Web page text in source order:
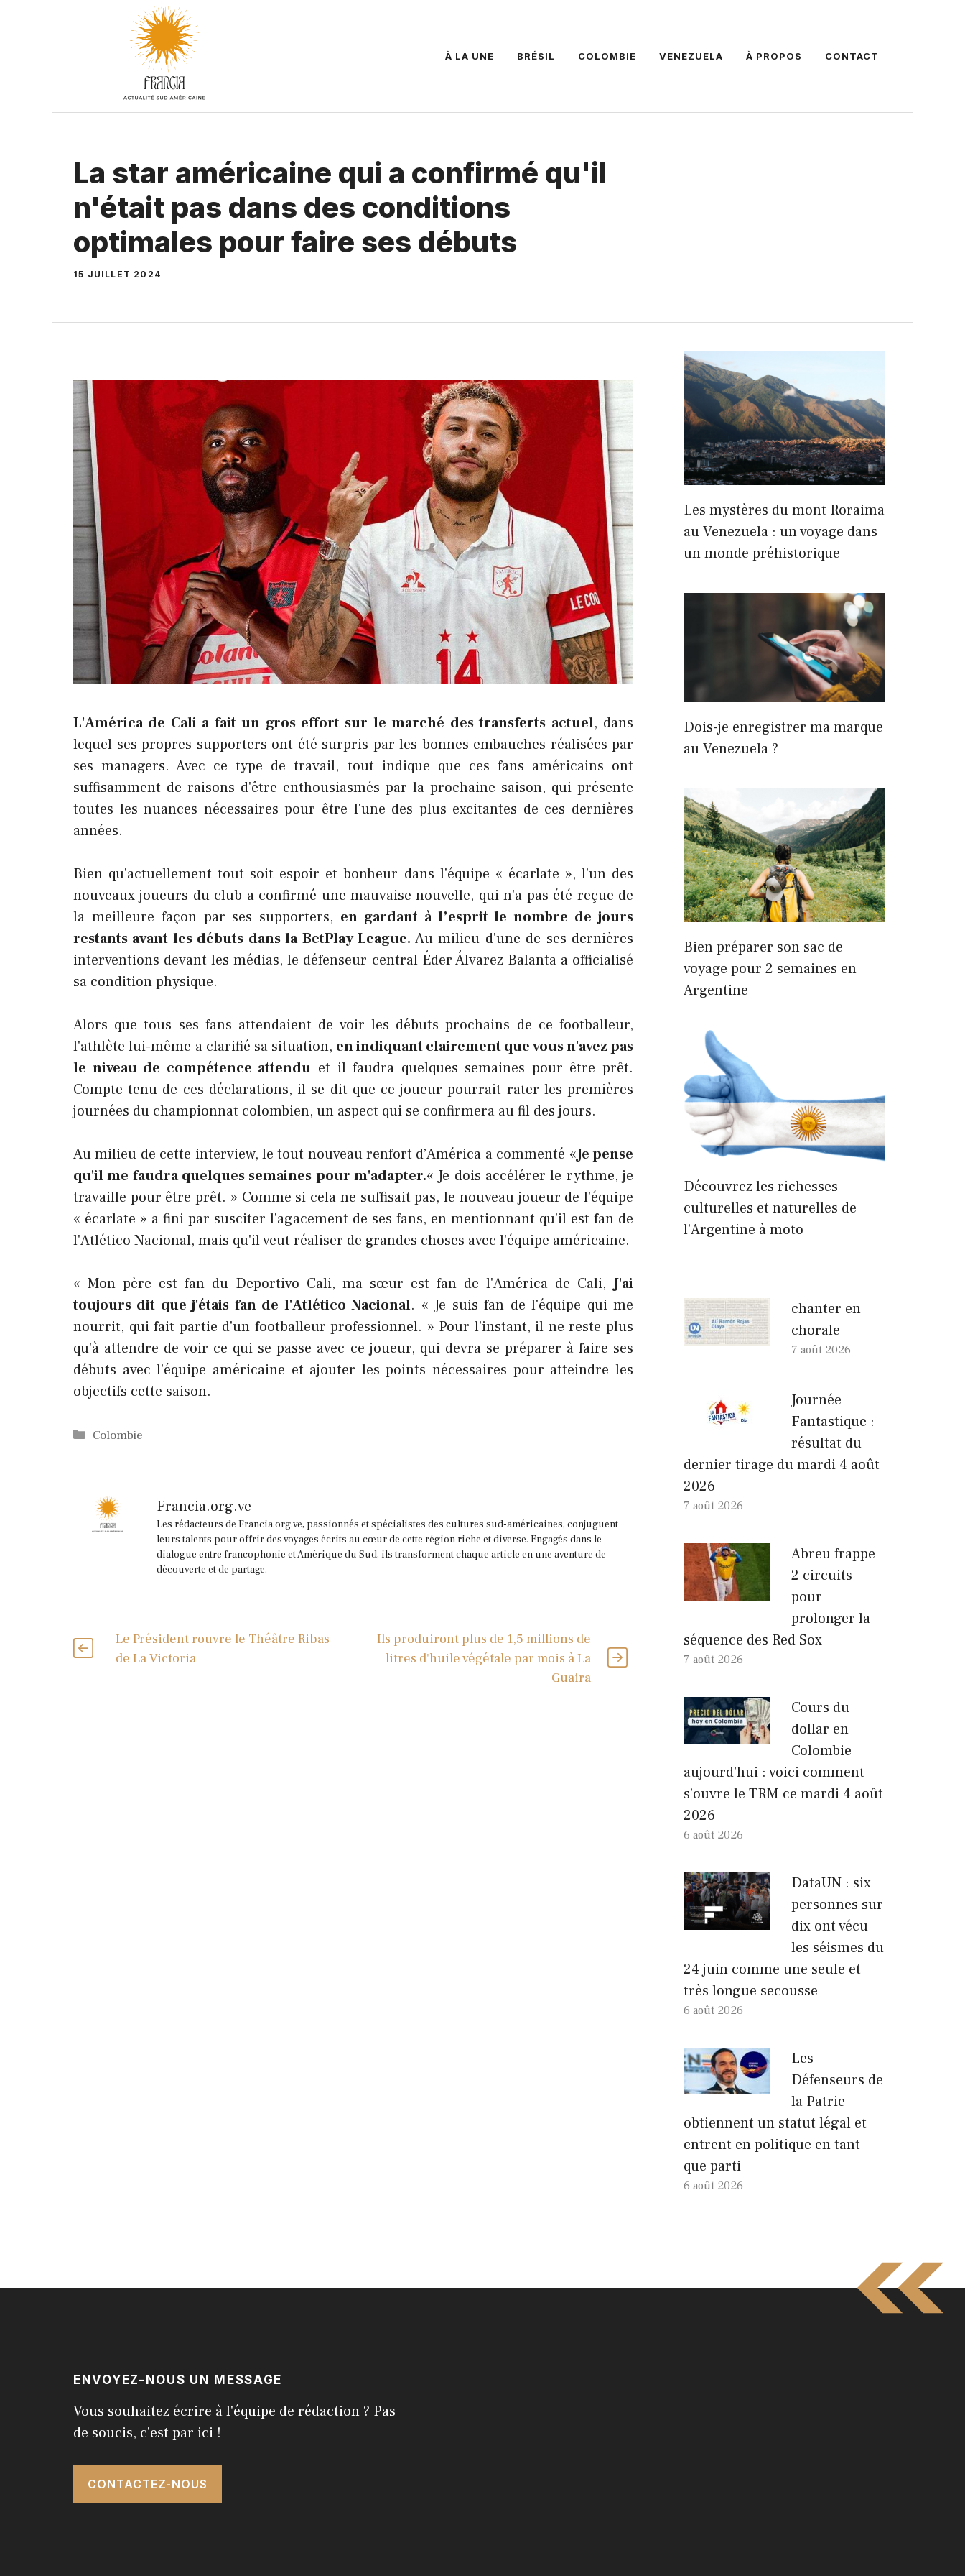
À LA UNE BRÉSIL COLOMBIE VENEZUELA À PROPOS CONTACT
La star américaine qui a confirmé qu'il
n'était pas dans des conditions
optimales pour faire ses débuts
15 JUILLET 2024
L'América de Cali a fait un gros effort sur le marché des transferts actuel, dans
lequel ses propres supporters ont été surpris par les bonnes embauches réalisées par
ses managers. Avec ce type de travail, tout indique que ces fans américains ont
suffisamment de raisons d'être enthousiasmés par la prochaine saison, qui présente
toutes les nuances nécessaires pour être l'une des plus excitantes de ces dernières
années.
Bien qu'actuellement tout soit espoir et bonheur dans l'équipe « écarlate », l'un des
nouveaux joueurs du club a confirmé une mauvaise nouvelle, qui n'a pas été reçue de
la meilleure façon par ses supporters, en gardant à l’esprit le nombre de jours
restants avant les débuts dans la BetPlay League. Au milieu d'une de ses dernières
interventions devant les médias, le défenseur central Éder Álvarez Balanta a officialisé
sa condition physique.
Alors que tous ses fans attendaient de voir les débuts prochains de ce footballeur,
l'athlète lui-même a clarifié sa situation, en indiquant clairement que vous n'avez pas
le niveau de compétence attendu et il faudra quelques semaines pour être prêt.
Compte tenu de ces déclarations, il se dit que ce joueur pourrait rater les premières
journées du championnat colombien, un aspect qui se confirmera au fil des jours.
Au milieu de cette interview, le tout nouveau renfort d’América a commenté «Je pense
qu'il me faudra quelques semaines pour m'adapter.« Je dois accélérer le rythme, je
travaille pour être prêt. » Comme si cela ne suffisait pas, le nouveau joueur de l'équipe
« écarlate » a fini par susciter l'agacement de ses fans, en mentionnant qu'il est fan de
l'Atlético Nacional, mais qu'il veut réaliser de grandes choses avec l'équipe américaine.
« Mon père est fan du Deportivo Cali, ma sœur est fan de l'América de Cali,J'ai
toujours dit que j'étais fan de l'Atlético Nacional. « Je suis fan de l'équipe qui me
nourrit, qui fait partie d'un footballeur professionnel. » Pour l'instant, il ne reste plus
qu'à attendre de voir ce qui se passe avec ce joueur, qui devra se préparer à faire ses
débuts avec l'équipe américaine et ajouter les points nécessaires pour atteindre les
objectifs cette saison.
Catégories
Colombie
Francia.org.ve
Les rédacteurs de Francia.org.ve, passionnés et spécialistes des cultures sud-américaines, conjuguent
leurs talents pour offrir des voyages écrits au cœur de cette région riche et diverse. Engagés dans le
dialogue entre francophonie et Amérique du Sud, ils transforment chaque article en une aventure de
découverte et de partage.
Le Président rouvre le Théâtre Ribas
de La Victoria
Ils produiront plus de 1,5 millions de
litres d'huile végétale par mois à La
Guaira
Les mystères du mont Roraima
au Venezuela : un voyage dans
un monde préhistorique
Dois-je enregistrer ma marque
au Venezuela ?
Bien préparer son sac de
voyage pour 2 semaines en
Argentine
Découvrez les richesses
culturelles et naturelles de
l’Argentine à moto
chanter en
chorale
7 août 2026
Journée
Fantastique :
résultat du
dernier tirage du mardi 4 août
2026
7 août 2026
Abreu frappe
2 circuits
pour
prolonger la
séquence des Red Sox
7 août 2026
Cours du
dollar en
Colombie
aujourd’hui : voici comment
s’ouvre le TRM ce mardi 4 août
2026
6 août 2026
DataUN : six
personnes sur
dix ont vécu
les séismes du
24 juin comme une seule et
très longue secousse
6 août 2026
Les
Défenseurs de
la Patrie
obtiennent un statut légal et
entrent en politique en tant
que parti
6 août 2026
ENVOYEZ-NOUS UN MESSAGE
Vous souhaitez écrire à l'équipe de rédaction ? Pas
de soucis, c'est par ici !
CONTACTEZ-NOUS